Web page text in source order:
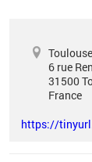
6 rue
31500
France
https://